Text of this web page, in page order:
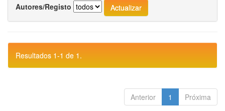
Autores/Registo
Resultados 1-1 de 1.
Anterior 1 Próxima